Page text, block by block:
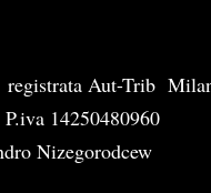
registrata Aut-Trib
P.iva 14250480960
Nizegorodcew